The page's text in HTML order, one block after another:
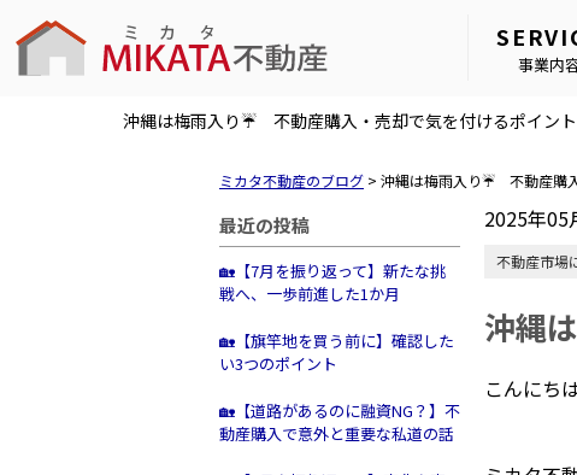
事業内
沖縄は梅雨入り☔ 不動産購入・売却で気を付けるポイント
ミカタ不動産のブログ > 沖縄は梅雨入り☔ 不動産購
最近の投稿
🏡【7月を振り返って】新たな挑
戦へ、一歩前進した1か月
🏡【旗竿地を買う前に】確認した
い3つのポイント
🏡【道路があるのに融資NG？】不
動産購入で意外と重要な私道の話
2025年05
不動産市場
沖縄
こんにちは